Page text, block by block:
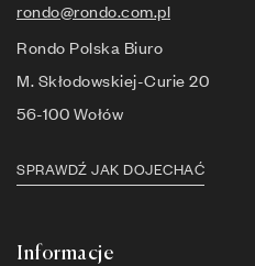
rondo@rondo.com.pl
Rondo Polska Biuro
M. Skłodowskiej-Curie 20
56-100 Wołów
SPRAWDŹ JAK DOJECHAĆ
Informacje